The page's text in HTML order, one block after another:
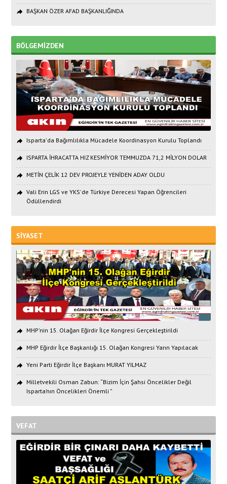
BAŞKAN ÖZER AFAD BAŞKANLIĞINDA
BÖLGEMİZDEN
Isparta'da Bağımlılıkla Mücadele Koordinasyon Kurulu Toplandı
ISPARTA İHRACATTA HIZ KESMİYOR TEMMUZDA 71,2 MİLYON DOLAR
METİN ÇELİK 12 DEV PROJEYLE YENİDEN ADAY OLDU
Vali Erin LGS ve YKS'de Türkiye Derecesi Yapan Öğrencileri
Ödüllendirdi
SİYASET
MHP'nin 15. Olağan Eğirdir İlçe Kongresi Gerçekleştirildi
MHP Eğirdir İlçe Başkanlığı 15. Olağan Kongresi Yarın Yapılacak
Yeni Parti Eğirdir İlçe Başkanı MURAT YILMAZ
Milletvekili Osman Zabun: “Bizim İçin Şahsi Öncelikler Değil
Isparta’nın Öncelikleri Önemli ”
VEFAT